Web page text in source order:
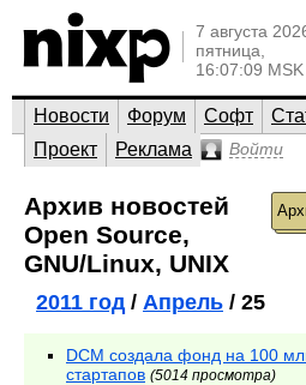
7 августа
пятница,
16:07:09 MSK
Новости Форум Софт
Проект
Реклама Войти
Архив новостей
Open Source,
GNU/Linux, UNIX
2011 год/ Апрель / 25
DCM создала фонд на 100
стартапов (5014 просмотра)